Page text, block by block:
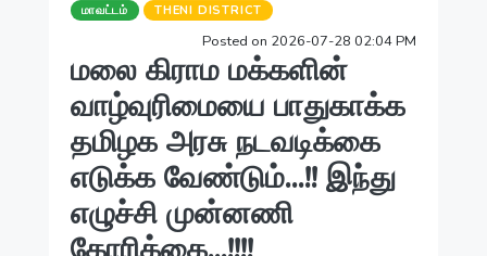
மாவட்டம் THENI DISTRICT
Posted on 2026-07-28 02:04 PM
மலை கிராம மக்களின்
வாழ்வுரிமையை பாதுகாக்க
தமிழக அரசு நடவடிக்கை
எடுக்க வேண்டும்...!! இந்து
எழுச்சி முன்னணி